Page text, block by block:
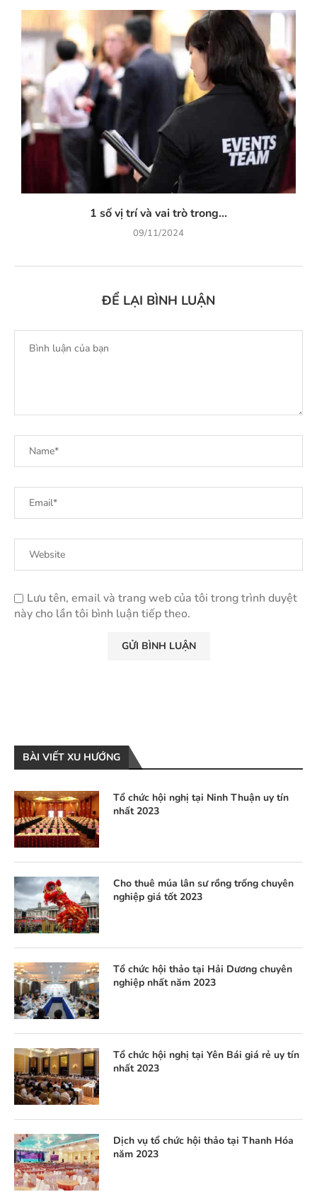
1 số vị trí và vai trò trong...
09/11/2024
ĐỂ LẠI BÌNH LUẬN
Lưu tên, email và trang web của tôi trong trình duyệt
này cho lần tôi bình luận tiếp theo.
BÀI VIẾT XU HƯỚNG
Tổ chức hội nghị tại Ninh Thuận uy tín
nhất 2023
Cho thuê múa lân sư rồng trống chuyên
nghiệp giá tốt 2023
Tổ chức hội thảo tại Hải Dương chuyên
nghiệp nhất năm 2023
Tổ chức hội nghị tại Yên Bái giá rẻ uy tín
nhất 2023
Dịch vụ tổ chức hội thảo tại Thanh Hóa
năm 2023